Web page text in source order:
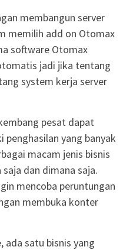
membangun server
memilih add on Otomax
software Otomax
jadi jika tentang
system kerja server
pesat dapat
yang banyak
macam jenis bisnis
dan dimana saja.
mencoba peruntungan
membuka konter
ada satu bisnis yang